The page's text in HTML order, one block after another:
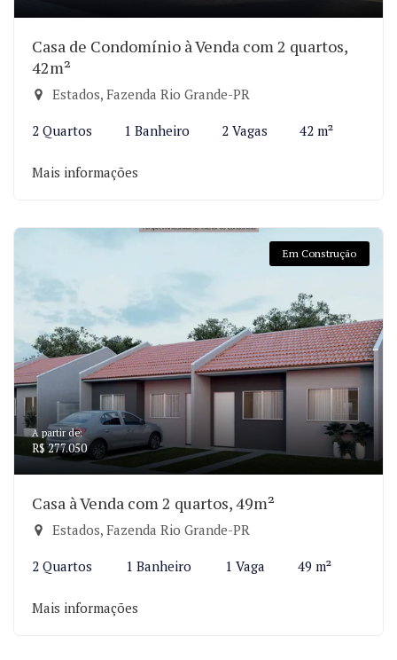
Casa de Condomínio à Venda com 2 quartos,
42m²
Estados, Fazenda Rio Grande-PR
2 Quartos 1 Banheiro 2 Vagas 42 m²
Mais informações
Em Construção
A partir de:
R$ 277.050
Casa à Venda com 2 quartos, 49m²
Estados, Fazenda Rio Grande-PR
2 Quartos 1 Banheiro 1 Vaga 49 m²
Mais informações